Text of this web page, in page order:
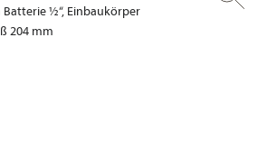
½“, Einbaukörper
204 mm